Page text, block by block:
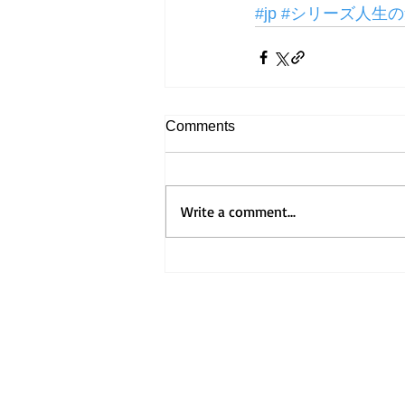
#jp #シリーズ人生
Comments
Write a comment...